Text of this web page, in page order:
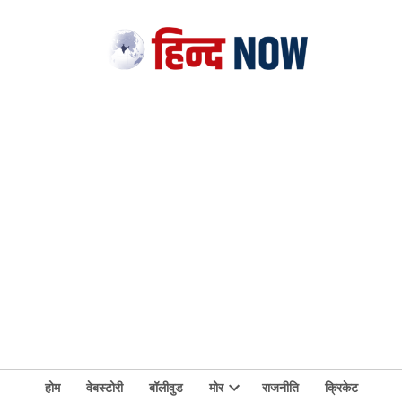
होम वेबस्टोरी बॉलीवुड मोर राजनीति
क्रिकेट